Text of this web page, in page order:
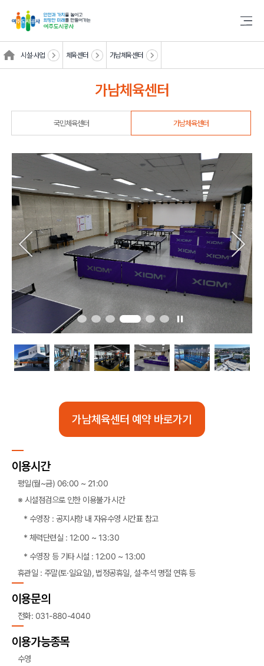
시설·사업 체육센터 가남체육센터
가남체육센터
국민체육센터 가남체육센터
가남체육센터 예약 바로가기
이용시간
평일(월~금) 06:00 ~ 21:00
※ 시설점검으로 인한 이용불가 시간
수영장 : 공지사항 내 자유수영 시간표 참고
체력단련실 : 12:00 ~ 13:30
수영장 등 기타 시설 : 12:00 ~ 13:00
휴관일 : 주말(토·일요일), 법정공휴일, 설·추석 명절 연휴 등
이용문의
전화: 031-880-4040
이용가능종목
수영